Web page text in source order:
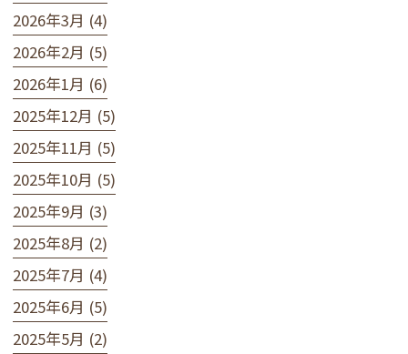
2026年3月 (4)
2026年2月 (5)
2026年1月 (6)
2025年12月 (5)
2025年11月 (5)
2025年10月 (5)
2025年9月 (3)
2025年8月 (2)
2025年7月 (4)
2025年6月 (5)
2025年5月 (2)